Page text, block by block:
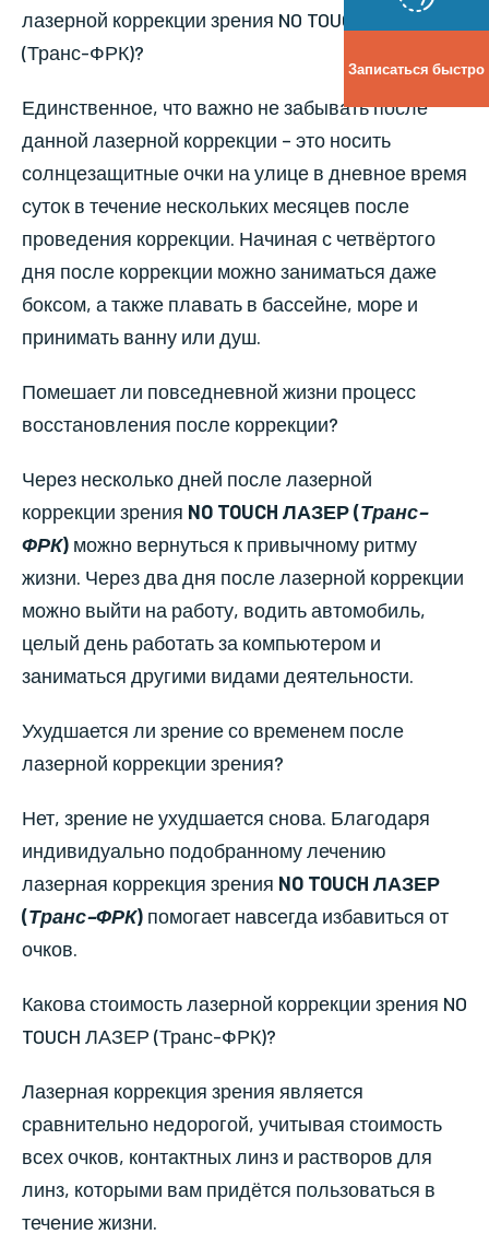
лазерной коррекции зрения NO TOUCH ЛАЗЕР
(Транс-ФРК)?
Единственное, что важно не забывать после
данной лазерной коррекции – это носить
солнцезащитные очки на улице в дневное время
суток в течение нескольких месяцев после
проведения коррекции. Начиная с четвёртого
дня после коррекции можно заниматься даже
боксом, а также плавать в бассейне, море и
принимать ванну или душ.
Помешает ли повседневной жизни процесс
восстановления после коррекции?
Через несколько дней после лазерной
коррекции зрения NO TOUCH ЛАЗЕР (Транс–
ФРК) можно вернуться к привычному ритму
жизни. Через два дня после лазерной коррекции
можно выйти на работу, водить автомобиль,
целый день работать за компьютером и
заниматься другими видами деятельности.
Ухудшается ли зрение со временем после
лазерной коррекции зрения?
Нет, зрение не ухудшается снова. Благодаря
индивидуально подобранному лечению
лазерная коррекция зрения NO TOUCH ЛАЗЕР
(Транс–ФРК) помогает навсегда избавиться от
очков.
Какова стоимость лазерной коррекции зрения NO
TOUCH ЛАЗЕР (Транс-ФРК)?
Лазерная коррекция зрения является
сравнительно недорогой, учитывая стоимость
всех очков, контактных линз и растворов для
линз, которыми вам придётся пользоваться в
течение жизни.
Записаться быстро